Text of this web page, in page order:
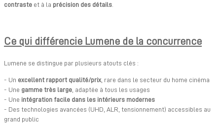
contraste et à la précision des détails
Ce qui différencie Lumene de la concurrence
Lumene se distingue par plusieurs atouts clés :
- Un excellent rapport qualité/prix , rare dans le secteur du home cinéma
- Une gamme très large , adaptée à tous les usages
- Une intégration facile dans les intérieurs modernes
- Des technologies avancées (UHD, ALR, tensionnement) accessibles au
grand public